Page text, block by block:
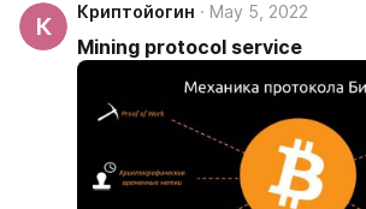
К
Криптойогин May 5, 2022
Mining protocol service